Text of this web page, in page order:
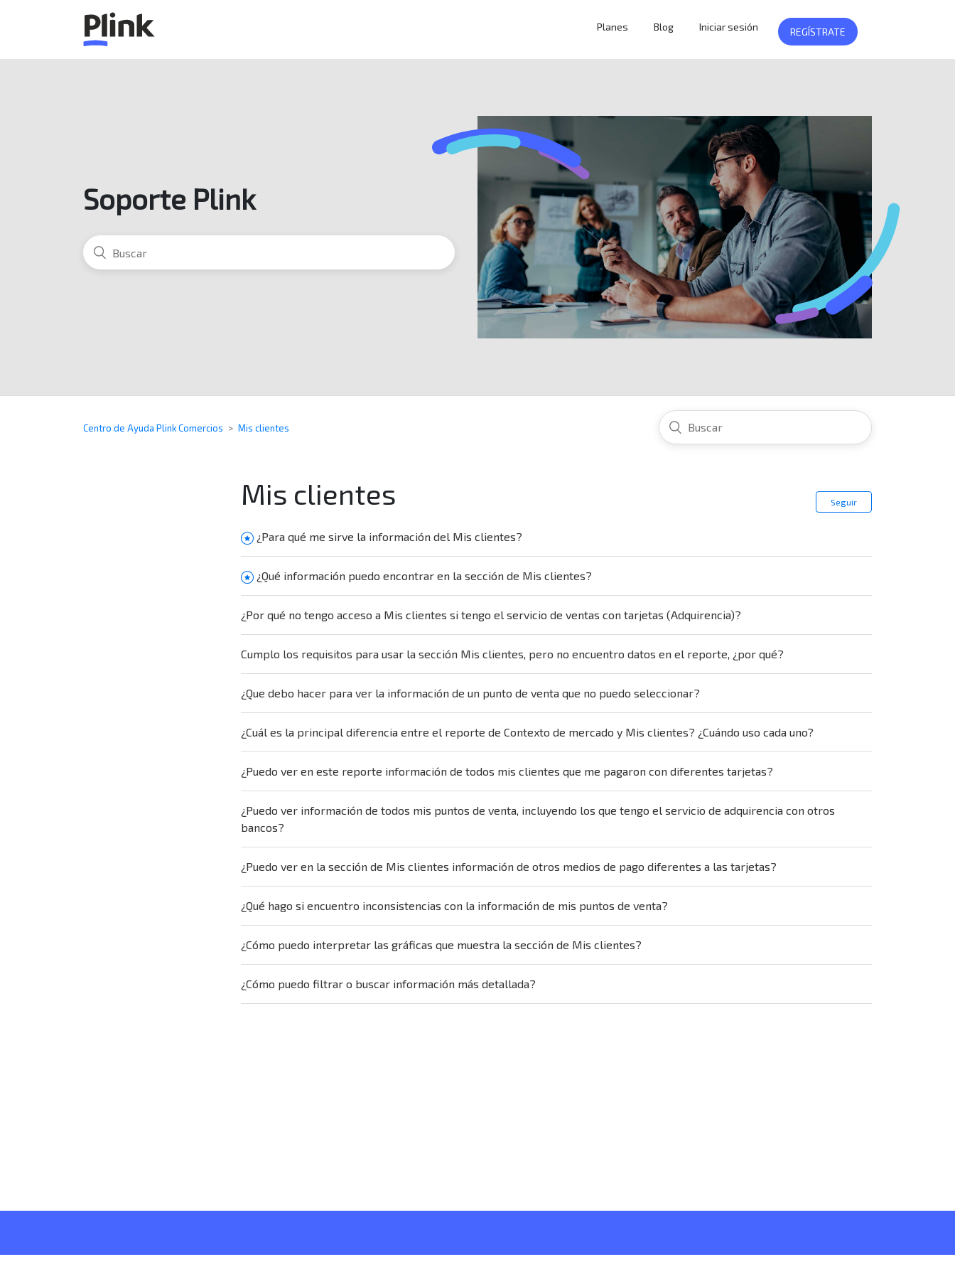
Planes Blog Iniciar sesión REGÍSTRATE
Soporte Plink
Centro de Ayuda Plink Comercios Mis clientes
Mis clientes Seguir
¿Para qué me sirve la información del Mis clientes?
¿Qué información puedo encontrar en la sección de Mis clientes?
¿Por qué no tengo acceso a Mis clientes si tengo el servicio de ventas con tarjetas (Adquirencia)?
Cumplo los requisitos para usar la sección Mis clientes, pero no encuentro datos en el reporte, ¿por qué?
¿Que debo hacer para ver la información de un punto de venta que no puedo seleccionar?
¿Cuál es la principal diferencia entre el reporte de Contexto de mercado y Mis clientes? ¿Cuándo uso cada uno?
¿Puedo ver en este reporte información de todos mis clientes que me pagaron con diferentes tarjetas?
¿Puedo ver información de todos mis puntos de venta, incluyendo los que tengo el servicio de adquirencia con otros
bancos?
¿Puedo ver en la sección de Mis clientes información de otros medios de pago diferentes a las tarjetas?
¿Qué hago si encuentro inconsistencias con la información de mis puntos de venta?
¿Cómo puedo interpretar las gráficas que muestra la sección de Mis clientes?
¿Cómo puedo filtrar o buscar información más detallada?